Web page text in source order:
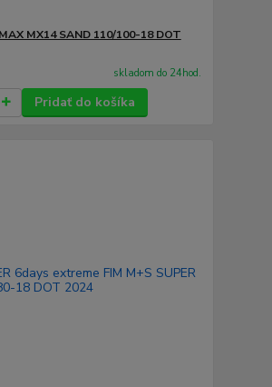
MX14 SAND 110/100-18 DOT
skladom do 24hod.
Pridať do košíka